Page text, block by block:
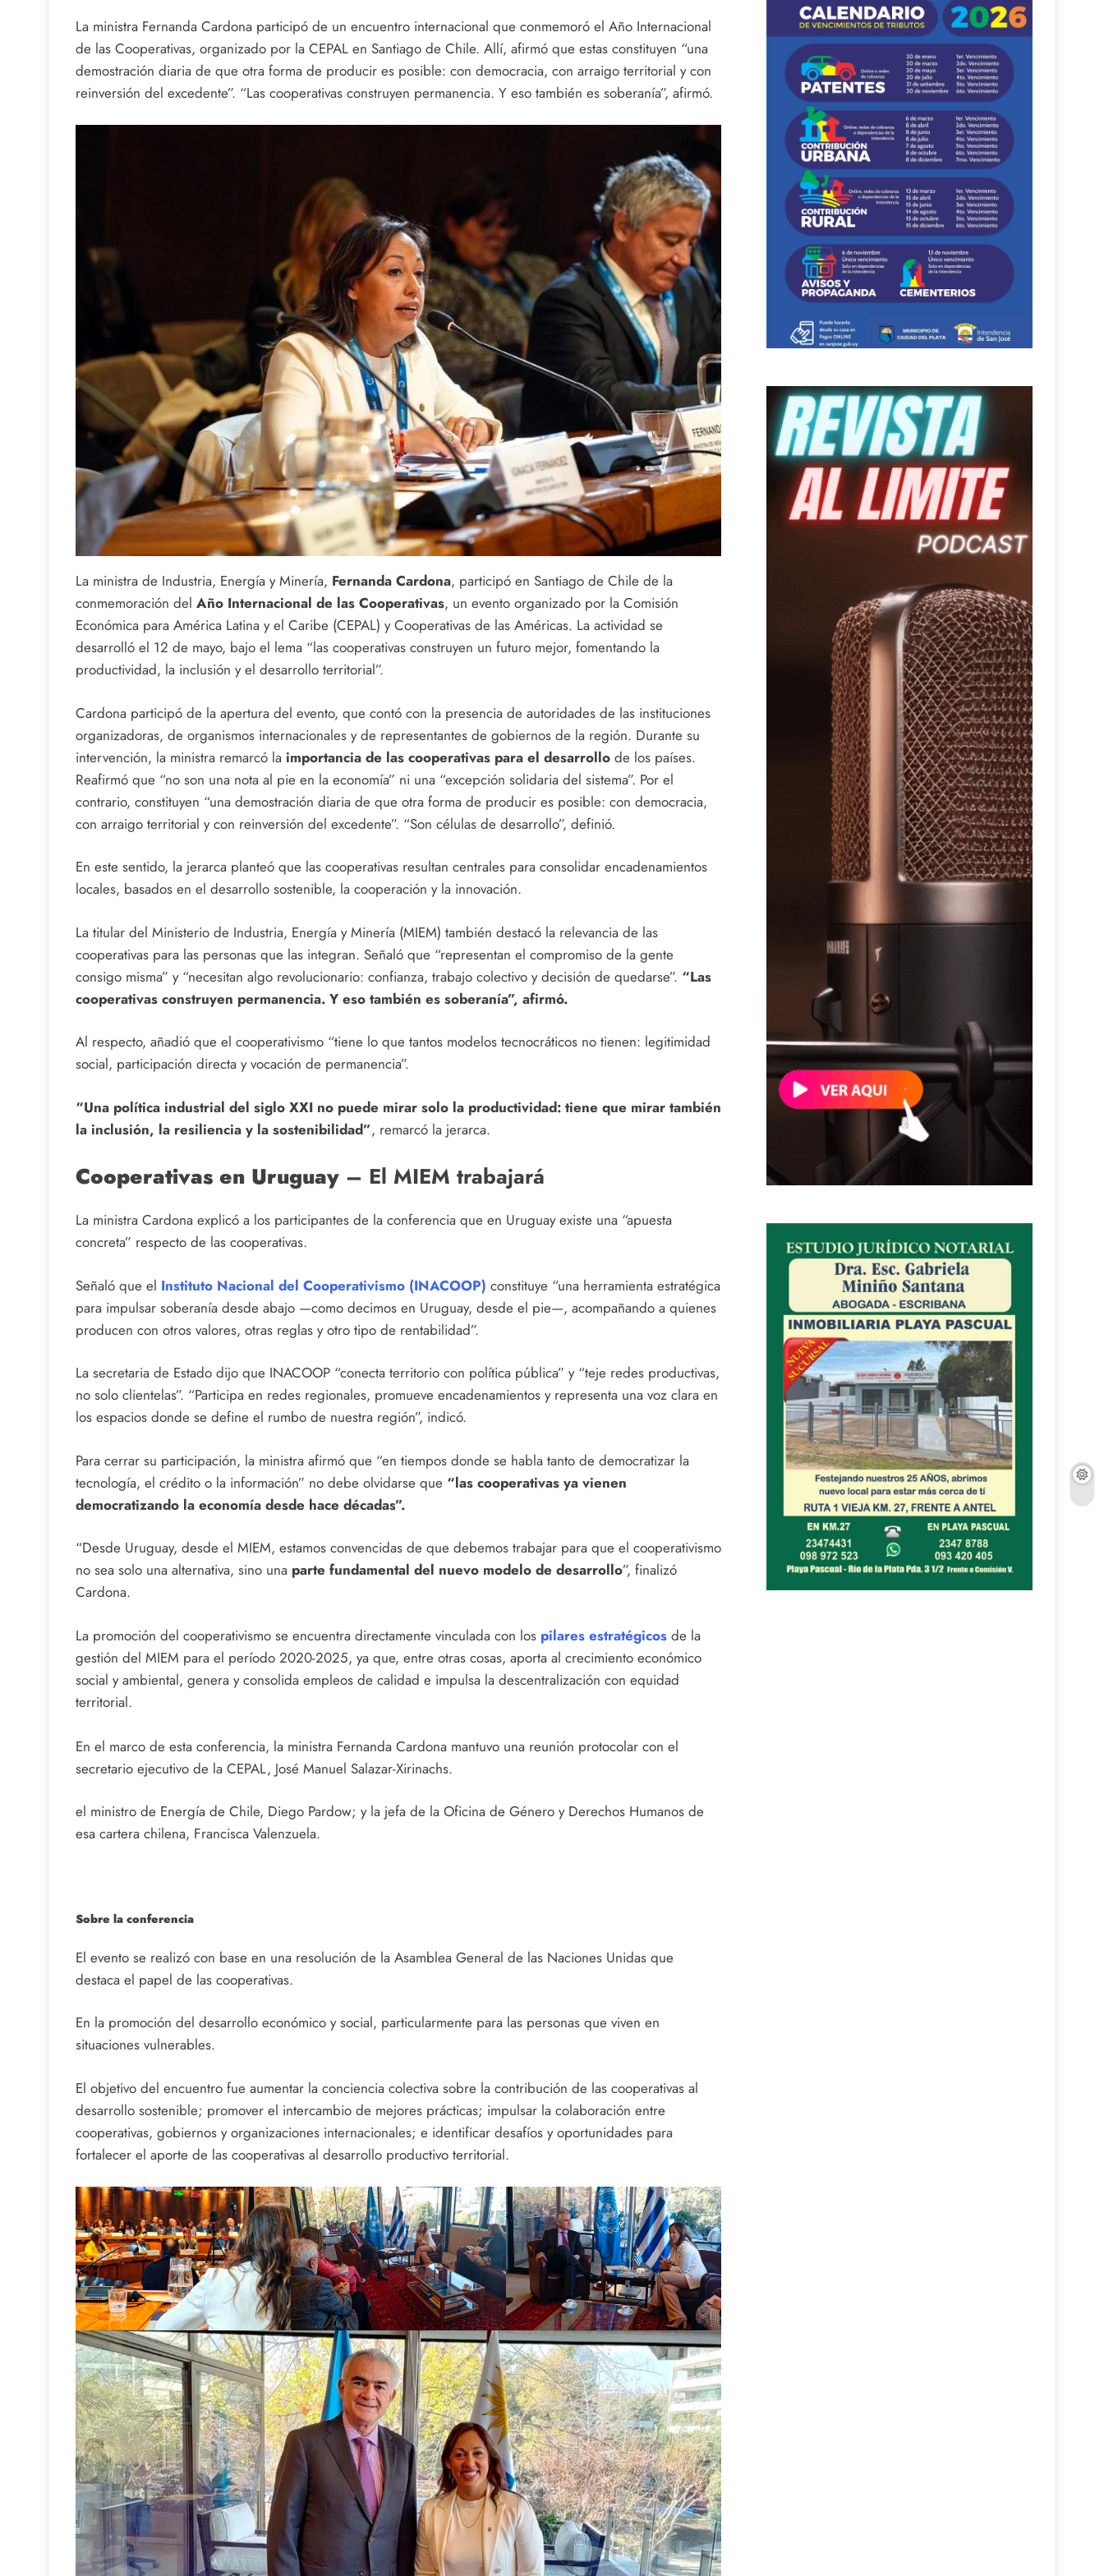
La ministra Fernanda Cardona participó de un encuentro internacional que conmemoró el Año Internacional
de las Cooperativas, organizado por la CEPAL en Santiago de Chile. Allí, afirmó que estas constituyen “una
demostración diaria de que otra forma de producir es posible: con democracia, con arraigo territorial y con
reinversión del excedente”. “Las cooperativas construyen permanencia. Y eso también es soberanía”, afirmó.
La ministra de Industria, Energía y Minería, Fernanda Cardona, participó en Santiago de Chile de la
conmemoración del Año Internacional de las Cooperativas, un evento organizado por la Comisión
Económica para América Latina y el Caribe (CEPAL) y Cooperativas de las Américas. La actividad se
desarrolló el 12 de mayo, bajo el lema “las cooperativas construyen un futuro mejor, fomentando la
productividad, la inclusión y el desarrollo territorial”.
Cardona participó de la apertura del evento, que contó con la presencia de autoridades de las instituciones
organizadoras, de organismos internacionales y de representantes de gobiernos de la región. Durante su
intervención, la ministra remarcó la importancia de las cooperativas para el desarrollo de los países.
Reafirmó que “no son una nota al pie en la economía” ni una “excepción solidaria del sistema”. Por el
contrario, constituyen “una demostración diaria de que otra forma de producir es posible: con democracia,
con arraigo territorial y con reinversión del excedente”. “Son células de desarrollo”, definió.
En este sentido, la jerarca planteó que las cooperativas resultan centrales para consolidar encadenamientos
locales, basados en el desarrollo sostenible, la cooperación y la innovación.
La titular del Ministerio de Industria, Energía y Minería (MIEM) también destacó la relevancia de las
cooperativas para las personas que las integran. Señaló que “representan el compromiso de la gente
consigo misma” y “necesitan algo revolucionario: confianza, trabajo colectivo y decisión de quedarse”. “Las
cooperativas construyen permanencia. Y eso también es soberanía”, afirmó.
Al respecto, añadió que el cooperativismo “tiene lo que tantos modelos tecnocráticos no tienen: legitimidad
social, participación directa y vocación de permanencia”.
“Una política industrial del siglo XXI no puede mirar solo la productividad: tiene que mirar también
la inclusión, la resiliencia y la sostenibilidad”, remarcó la jerarca.
Cooperativas en Uruguay – El MIEM trabajará
La ministra Cardona explicó a los participantes de la conferencia que en Uruguay existe una “apuesta
concreta” respecto de las cooperativas.
Señaló que el Instituto Nacional del Cooperativismo (INACOOP) constituye “una herramienta estratégica
para impulsar soberanía desde abajo —como decimos en Uruguay, desde el pie—, acompañando a quienes
producen con otros valores, otras reglas y otro tipo de rentabilidad”.
La secretaria de Estado dijo que INACOOP “conecta territorio con política pública” y “teje redes productivas,
no solo clientelas”. “Participa en redes regionales, promueve encadenamientos y representa una voz clara en
los espacios donde se define el rumbo de nuestra región”, indicó.
Para cerrar su participación, la ministra afirmó que “en tiempos donde se habla tanto de democratizar la
tecnología, el crédito o la información” no debe olvidarse que “las cooperativas ya vienen
democratizando la economía desde hace décadas”.
“Desde Uruguay, desde el MIEM, estamos convencidas de que debemos trabajar para que el cooperativismo
no sea solo una alternativa, sino una parte fundamental del nuevo modelo de desarrollo”, finalizó
Cardona.
La promoción del cooperativismo se encuentra directamente vinculada con los pilares estratégicos de la
gestión del MIEM para el período 2020-2025, ya que, entre otras cosas, aporta al crecimiento económico
social y ambiental, genera y consolida empleos de calidad e impulsa la descentralización con equidad
territorial.
En el marco de esta conferencia, la ministra Fernanda Cardona mantuvo una reunión protocolar con el
secretario ejecutivo de la CEPAL, José Manuel Salazar-Xirinachs.
el ministro de Energía de Chile, Diego Pardow; y la jefa de la Oficina de Género y Derechos Humanos de
esa cartera chilena, Francisca Valenzuela.
Sobre la conferencia
El evento se realizó con base en una resolución de la Asamblea General de las Naciones Unidas que
destaca el papel de las cooperativas.
En la promoción del desarrollo económico y social, particularmente para las personas que viven en
situaciones vulnerables.
El objetivo del encuentro fue aumentar la conciencia colectiva sobre la contribución de las cooperativas al
desarrollo sostenible; promover el intercambio de mejores prácticas; impulsar la colaboración entre
cooperativas, gobiernos y organizaciones internacionales; e identificar desafíos y oportunidades para
fortalecer el aporte de las cooperativas al desarrollo productivo territorial.